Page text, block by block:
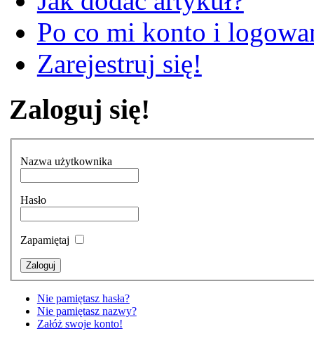
Po co mi konto i
Zarejestruj się!
Zaloguj się!
Nazwa użytkownika
Hasło
Zapamiętaj
Nie pamiętasz hasła?
Nie pamiętasz nazwy?
Załóż swoje konto!